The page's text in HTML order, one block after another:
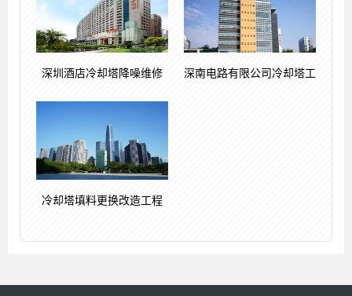
深圳酒店冷却塔降噪维修 深南电路有限公司冷却塔工
冷却塔填料更换改造工程